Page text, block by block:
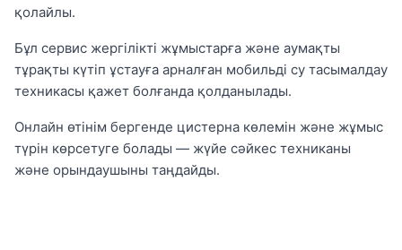
қолайлы.
Бұл сервис жергілікті жұмыстарға және аумақты
тұрақты күтіп ұстауға арналған мобильді су тасымалдау
техникасы қажет болғанда қолданылады.
Онлайн өтінім бергенде цистерна көлемін және жұмыс
түрін көрсетуге болады — жүйе сәйкес техниканы
және орындаушыны таңдайды.